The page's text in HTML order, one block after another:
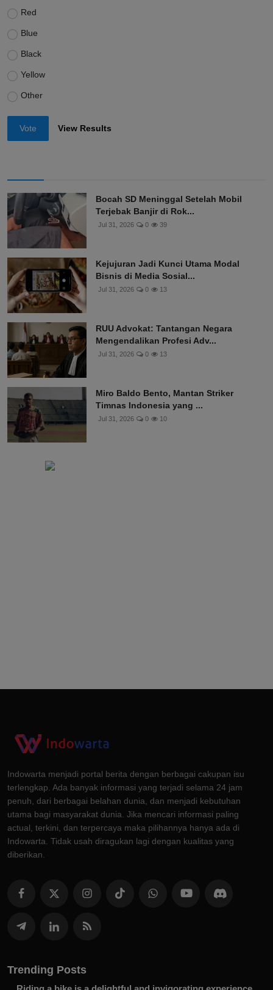
Red
Blue
Black
Yellow
Other
Vote View Results
Bocah SD Meninggal Setelah Mobil
Terjebak Banjir di Rok...
Jul 31, 2026 0 39
Kejujuran Jadi Kunci Utama Modal
Bisnis di Media Sosial...
Jul 31, 2026 0 13
RUU Advokat: Tantangan Negara
Mengendalikan Profesi Adv...
Jul 31, 2026 0 13
Miro Baldo Bento, Mantan Striker
Timnas Indonesia yang ...
Jul 31, 2026 0 10
Indowarta menjadi portal berita dengan berbagai cakupan isu
terlengkap. Ada banyak informasi yang terjadi selama 24 jam
penuh, dari berbagai belahan dunia, dan menjadi kebutuhan
utama bagi masyarakat dunia. Jika mencari informasi paling
actual, terkini, dan terpercaya maka pilihannya hanya ada di
Indowarta. Tidak usah diragukan lagi dengan kualitas yang
diberikan.
Trending Posts